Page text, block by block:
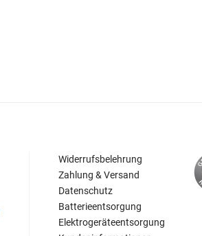
Widerrufsbelehrung
Zahlung & Versand
Datenschutz
Batterieentsorgung
Elektrogeräteentsorgung